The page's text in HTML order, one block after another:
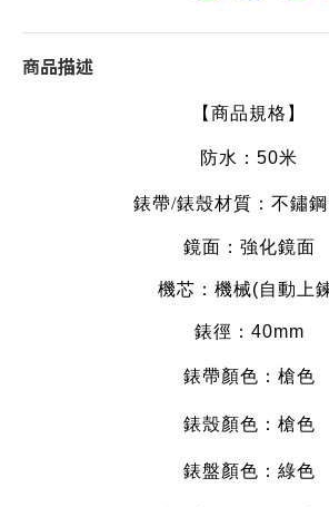
商品描述
【商品規格】
防水：50米
錶帶/錶殼材質： 不鏽
鏡面：強化鏡面
機芯：機械(自動上
錶徑： 40mm
錶帶顏色：槍色
錶殼顏色：槍色
錶盤顏色：綠色